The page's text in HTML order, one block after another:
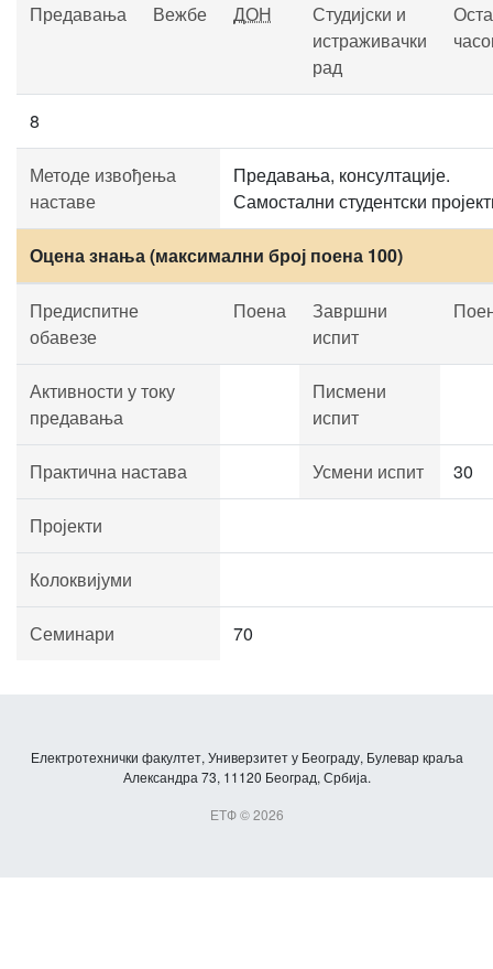
Предавања Вежбе ДОН
Студијски и
истраживачки
рад
8
Методе извођења
наставе
Предавања, консултације.
Самостални студентски
Оцена знања (максимални број поена 100)
Предиспитне
обавезе
Поена
Завршни
испит
Активности у току
предавања
Писмени
испит
Практична настава Усмени испит 30
Пројекти
Колоквијуми
Семинари 70
Електротехнички факултет, Универзитет у Београду, Булевар краља
Александра 73, 11120 Београд, Србија.
ЕТФ © 2026